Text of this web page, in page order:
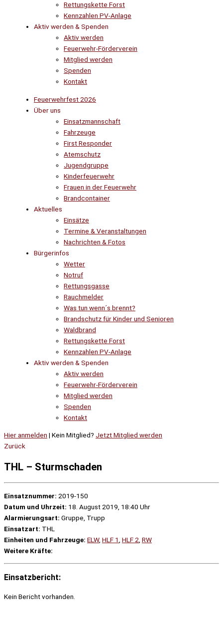
Rettungskette Forst
Kennzahlen PV-Anlage
Aktiv werden & Spenden
Aktiv werden
Feuerwehr-Förderverein
Mitglied werden
Spenden
Kontakt
Feuerwehrfest 2026
Über uns
Einsatzmannschaft
Fahrzeuge
First Responder
Atemschutz
Jugendgruppe
Kinderfeuerwehr
Frauen in der Feuerwehr
Brandcontainer
Aktuelles
Einsätze
Termine & Veranstaltungen
Nachrichten & Fotos
Bürgerinfos
Wetter
Notruf
Rettungsgasse
Rauchmelder
Was tun wenn´s brennt?
Brandschutz für Kinder und Senioren
Waldbrand
Rettungskette Forst
Kennzahlen PV-Anlage
Aktiv werden & Spenden
Aktiv werden
Feuerwehr-Förderverein
Mitglied werden
Spenden
Kontakt
Hier anmelden | Kein Mitglied? Jetzt Mitglied werden
Zurück
THL – Sturmschaden
Einsatznummer: 2019-150
Datum und Uhrzeit: 18. August 2019, 18:40 Uhr
Alarmierungsart: Gruppe, Trupp
Einsatzart: THL
Einheiten und Fahrzeuge: ELW, HLF 1 HLF 2 RW
Weitere Kräfte:
Einsatzbericht:
Kein Bericht vorhanden.